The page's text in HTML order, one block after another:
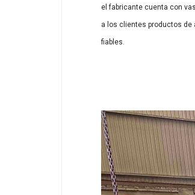
el fabricante cuenta con
a los clientes productos
fiables.